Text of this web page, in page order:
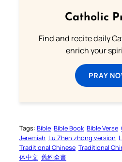
Catholic
Find and recite daily
enrich your
PRAY
Tags: Bible Bible Book Bible Verse
Jeremiah Lu Zhen zhong version
Traditional Chinese Traditional
体中文 舊約全書